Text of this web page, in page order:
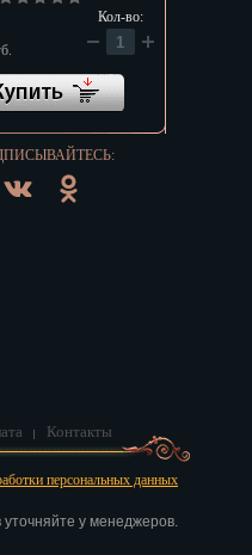
Кол-во:
Контакты
персональных данных
у менеджеров.